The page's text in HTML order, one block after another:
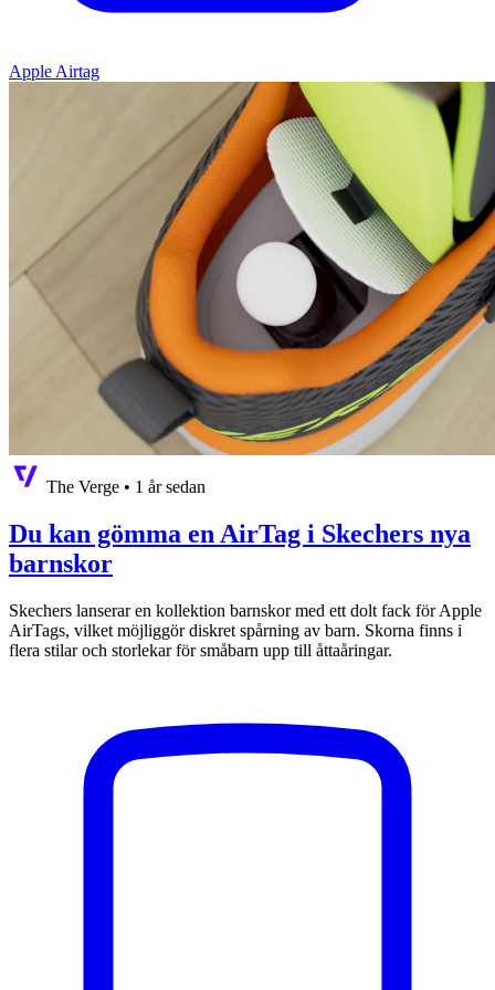
Apple Airtag
The Verge • 1 år sedan
Du kan gömma en AirTag i Skechers nya
barnskor
Skechers lanserar en kollektion barnskor med ett dolt fack för Apple
AirTags, vilket möjliggör diskret spårning av barn. Skorna finns i
flera stilar och storlekar för småbarn upp till åttaåringar.